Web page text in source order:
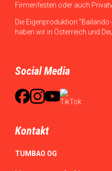
Firmenfesten oder auch
Die Eigenproduktion "Bailando
haben wir in Österreich und
Social Media
Kontakt
TUMBAO OG